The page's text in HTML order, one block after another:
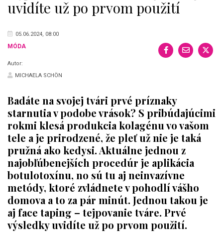
uvidíte už po prvom použití
05.06.2024, 08:00
MÓDA
Autor:
MICHAELA SCHÖN
Badáte na svojej tvári prvé príznaky
starnutia v podobe vrások? S pribúdajúcimi
rokmi klesá produkcia kolagénu vo vašom
tele a je prirodzené, že pleť už nie je taká
pružná ako kedysi. Aktuálne jednou z
najobľúbenejších procedúr je aplikácia
botulotoxínu, no sú tu aj neinvazívne
metódy, ktoré zvládnete v pohodlí vášho
domova a to za pár minút. Jednou takou je
aj face taping – tejpovanie tváre. Prvé
výsledky uvidíte už po prvom použití.